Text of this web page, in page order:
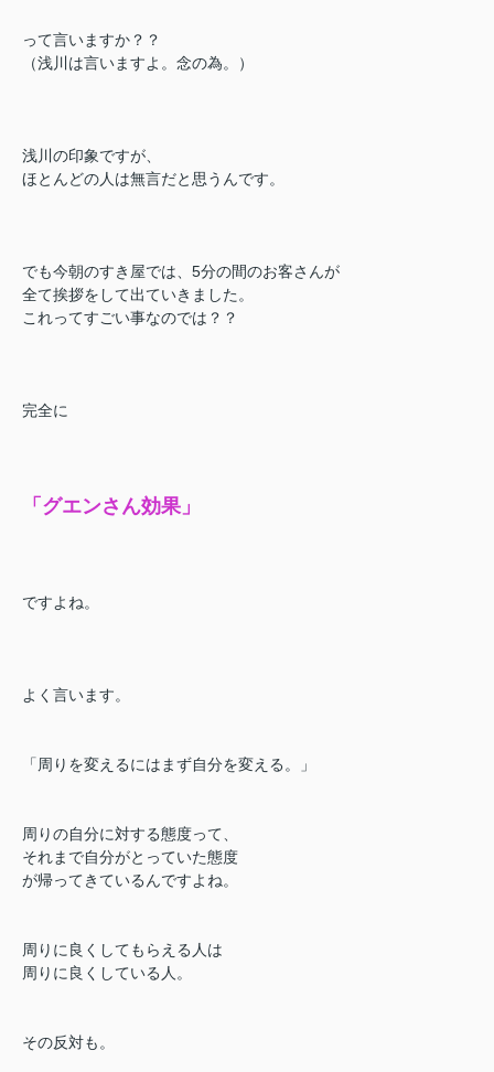
って言いますか？？
（浅川は言いますよ。念の為。）
浅川の印象ですが、
ほとんどの人は無言だと思うんです。
でも今朝のすき屋では、5分の間のお客さんが
全て挨拶をして出ていきました。
これってすごい事なのでは？？
完全に
「グエンさん効果」
ですよね。
よく言います。
「周りを変えるにはまず自分を変える。」
周りの自分に対する態度って、
それまで自分がとっていた態度
が帰ってきているんですよね。
周りに良くしてもらえる人は
周りに良くしている人。
その反対も。